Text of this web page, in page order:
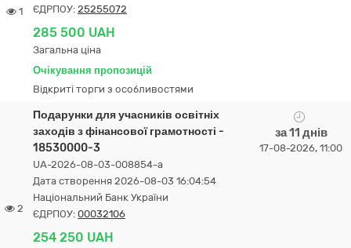
1
ЄДРПОУ: 25255072
285 500 UAH
Загальна ціна
Очікування пропозицій
Відкриті торги з особливостями
2
Подарунки для учасників освітніх
заходів з фінансової грамотності -
18530000-3
UA-2026-08-03-008854-a
Дата створення 2026-08-03 16:04:54
Національний Банк України
ЄДРПОУ: 00032106
254 250 UAH
за 11 днів
17-08-2026, 11:00